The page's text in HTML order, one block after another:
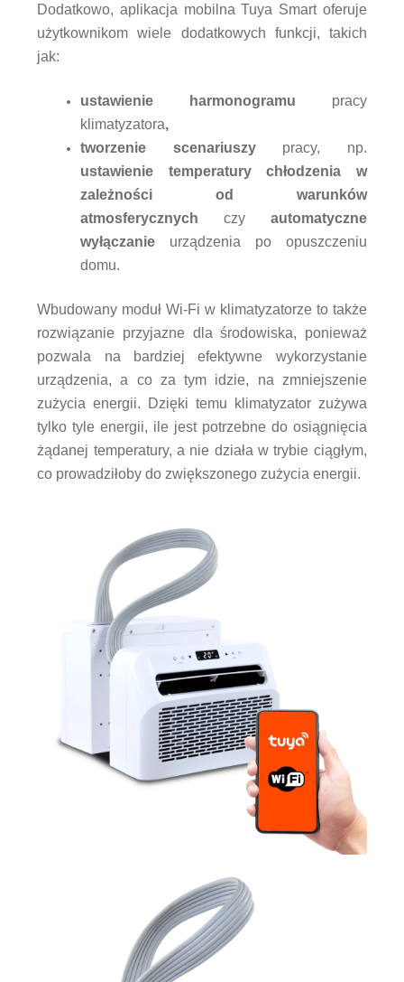
Dodatkowo, aplikacja mobilna Tuya Smart oferuje
użytkownikom wiele dodatkowych funkcji, takich
jak:
ustawienie harmonogramu pracy
klimatyzatora,
tworzenie scenariuszypracy, np.
ustawienie temperatury chłodzenia w
zależności od warunków
atmosferycznych czy automatyczne
wyłączanie urządzenia po opuszczeniu
domu.
Wbudowany moduł Wi-Fi w klimatyzatorze to także
rozwiązanie przyjazne dla środowiska, ponieważ
pozwala na bardziej efektywne wykorzystanie
urządzenia, a co za tym idzie, na zmniejszenie
zużycia energii. Dzięki temu klimatyzator zużywa
tylko tyle energii, ile jest potrzebne do osiągnięcia
żądanej temperatury, a nie działa w trybie ciągłym,
co prowadziłoby do zwiększonego zużycia energii.